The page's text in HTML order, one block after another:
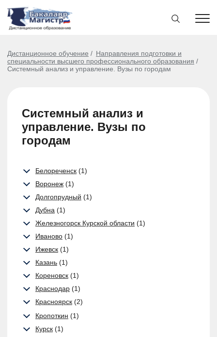
Дистанционное обучение
Направления подготовки и
специальности высшего профессионального образования
Системный анализ и управление. Вузы по городам
Системный анализ и
управление. Вузы по
городам
Белореченск (1)
Воронеж (1)
Долгопрудный (1)
Дубна (1)
Железногорск Курской области (1)
Иваново (1)
Ижевск (1)
Казань (1)
Кореновск (1)
Краснодар (1)
Красноярск (2)
Кропоткин (1)
Курск (1)